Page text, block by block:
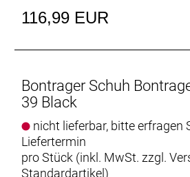
Bereit zum Einklicken
SPD-Cleats (2-Loch-
Gut zu Fuß
Zehenbereich bieten einen
Rennvorbereitungen zu Fuß oder
obligatorischen Café-Pause
116,99 EUR
Bontrager Schuh
39 Black
nicht lieferbar, bitte erfragen
Liefertermin
pro Stück (inkl. MwSt. zzgl.
Standardartikel)